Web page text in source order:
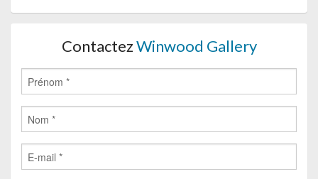
ContactezWinwood Gallery